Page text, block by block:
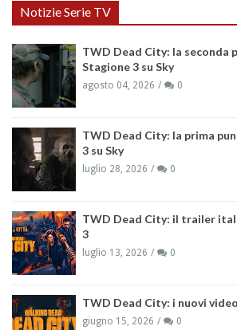
Notizie Serie TV
TWD Dead City: la seconda
Stagione 3 su Sky
agosto 04, 2026 0
TWD Dead City: la prima
3 su Sky
luglio 28, 2026 0
TWD Dead City: il trailer
3
luglio 13, 2026 0
TWD Dead City: i nuovi
giugno 15, 2026 0